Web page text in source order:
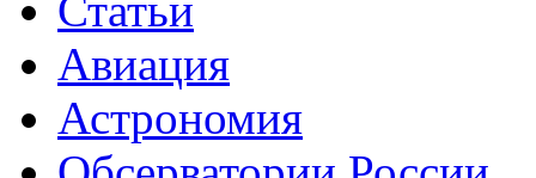
Авиация
Астрономия